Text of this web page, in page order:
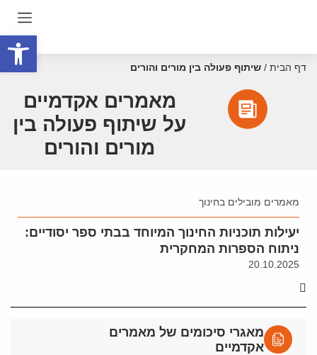
פתח
דף הבית / שיתוף פעולה בין מורים והורים
מאמרים אקדמיים
על שיתוף פעולה בין
מורים והורים
מאמרים מובילים בחינוך
יעילות תוכניות החינוך המיוחד בבתי ספר יסודיים:
ניתוח הספרות המחקרית
20.10.2025
מאגרי סיכומים של מאמרים
אקדמיים